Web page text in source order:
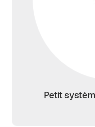
Petit